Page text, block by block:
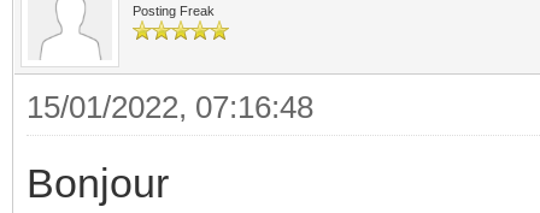
Posting Freak
15/01/2022, 07:16:48
Bonjour